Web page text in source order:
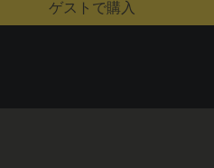
ゲストで購入